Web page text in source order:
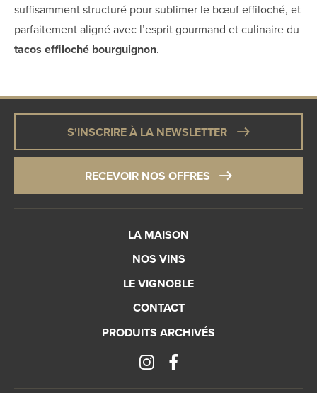
suffisamment structuré pour sublimer le bœuf effiloché, et
parfaitement aligné avec l’esprit gourmand et culinaire du
tacos effiloché bourguignon.
S'INSCRIRE À LA NEWSLETTER
RECEVOIR NOS OFFRES
LA MAISON
NOS VINS
LE VIGNOBLE
CONTACT
PRODUITS ARCHIVÉS